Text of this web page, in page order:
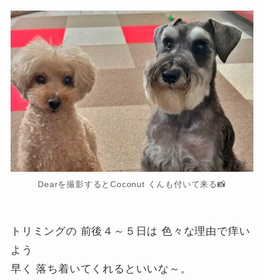
Dearを撮影するとCoconut くんも付いて来る📸
トリミングの 前後４～５日は 色々な理由で痒い
よう
早く 落ち着いてくれるといいな～。